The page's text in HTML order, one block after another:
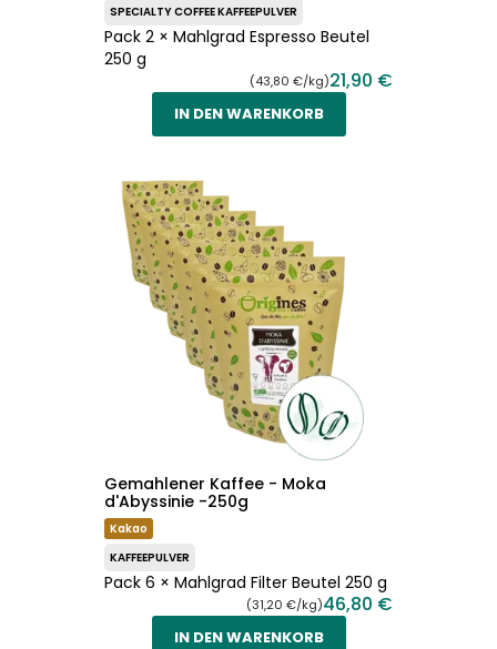
SPECIALTY COFFEE KAFFEEPULVER
Pack 2 × Mahlgrad Espresso Beutel
250 g
(43,80 €/kg)21,90 €
IN DEN WARENKORB
Gemahlener Kaffee - Moka
d'Abyssinie -250g
Kakao
KAFFEEPULVER
Pack 6 × Mahlgrad Filter Beutel 250 g
(31,20 €/kg)46,80 €
IN DEN WARENKORB